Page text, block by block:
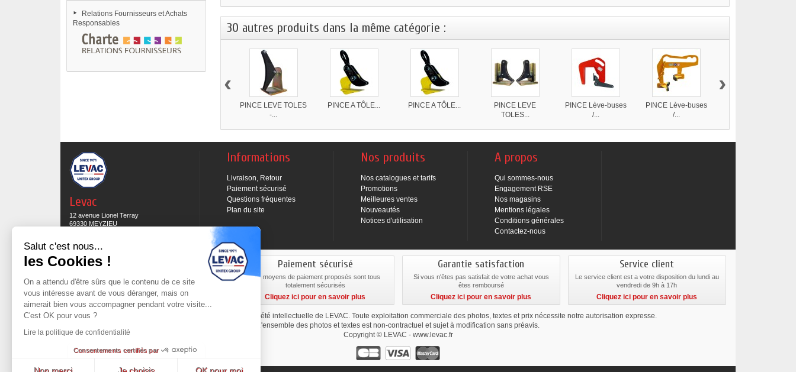
Relations Fournisseurs et Achats
Responsables
30 autres produits dans la même catégorie :
PINCE LEVE TOLES
-...
PINCE A TÔLE... PINCE A TÔLE...
PINCE LEVE
TOLES...
PINCE Lève-buses
/...
PINCE Lève-buses
/...
‹ ›
Levac
12 avenue Lionel Terray
69330 MEYZIEU
Informations
Livraison, Retour
Paiement sécurisé
Questions fréquentes
Plan du site
Nos produits
Nos catalogues et tarifs
Promotions
Meilleures ventes
Nouveautés
Notices d'utilisation
A propos
Qui sommes-nous
Engagement RSE
Nos magasins
Mentions légales
Conditions générales
Contactez-nous
Expédition sous 48H
Commande preparée et mise en expédition sous
48h sous réserve des produits en stock.
Cliquez ici pour en savoir plus
Paiement sécurisé
Les moyens de paiement proposés sont tous
totalement sécurisés
Cliquez ici pour en savoir plus
Garantie satisfaction
Si vous n'êtes pas satisfait de votre achat vous
êtes remboursé
Cliquez ici pour en savoir plus
Service client
Le service client est a votre disposition du lundi au
vendredi de 9h à 17h
Cliquez ici pour en savoir plus
Tout le contenu de ce site est la propriété intellectuelle de LEVAC. Toute exploitation commerciale des photos, textes et prix nécessite notre autorisation expresse.
L'ensemble des photos et textes est non-contractuel et sujet à modification sans préavis.
Copyright © LEVAC - www.levac.fr
Salut c'est nous...
les Cookies !
On a attendu d'être sûrs que le contenu de ce site
vous intéresse avant de vous déranger, mais on
aimerait bien vous accompagner pendant votre visite...
C'est OK pour vous ?
Lire la politique de confidentialité
Consentements certifiés par